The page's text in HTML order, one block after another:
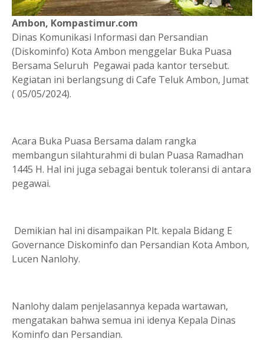
Ambon, Kompastimur.com
Dinas Komunikasi Informasi dan Persandian
(Diskominfo) Kota Ambon menggelar Buka Puasa
Bersama Seluruh Pegawai pada kantor tersebut.
Kegiatan ini berlangsung di Cafe Teluk Ambon, Jumat
( 05/05/2024).
Acara Buka Puasa Bersama dalam rangka
membangun silahturahmi di bulan Puasa Ramadhan
1445 H. Hal ini juga sebagai bentuk toleransi di antara
pegawai.
Demikian hal ini disampaikan Plt. kepala Bidang E
Governance Diskominfo dan Persandian Kota Ambon,
Lucen Nanlohy.
Nanlohy dalam penjelasannya kepada wartawan,
mengatakan bahwa semua ini idenya Kepala Dinas
Kominfo dan Persandian.